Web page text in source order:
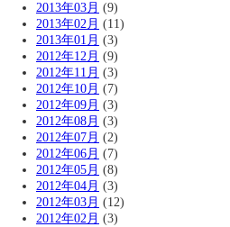
2013年03月 (9)
2013年02月 (11)
2013年01月 (3)
2012年12月 (9)
2012年11月 (3)
2012年10月 (7)
2012年09月 (3)
2012年08月 (3)
2012年07月 (2)
2012年06月 (7)
2012年05月 (8)
2012年04月 (3)
2012年03月 (12)
2012年02月 (3)